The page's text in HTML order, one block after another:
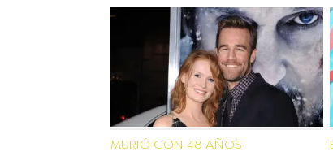
MURIÓ CON 48 AÑOS